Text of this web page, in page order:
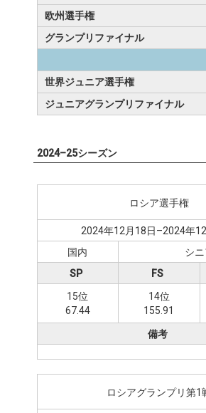
欧州選手権
グランプリファイナル
世界ジュニア選手権
ジュニアグランプリファイナル
2024–25シーズン
ロシア選手権
2024年12月18日–2024年
国内
シ
SP
15位
67.44
FS
14位
155.91
備考
ロシアグランプリ第1